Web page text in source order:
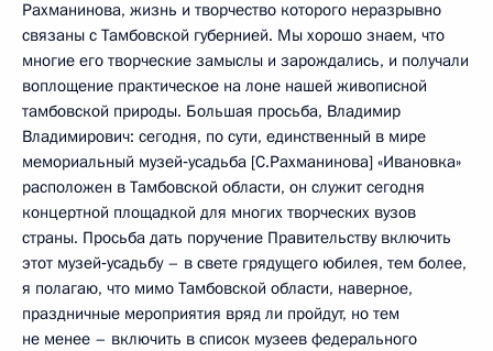
Рахманинова, жизнь и творчество которого неразрывно
связаны с Тамбовской губернией. Мы хорошо знаем, что
многие его творческие замыслы и зарождались, и получали
воплощение практическое на лоне нашей живописной
тамбовской природы. Большая просьба, Владимир
Владимирович: сегодня, по сути, единственный в мире
мемориальный музей‑усадьба [С.Рахманинова] «Ивановка»
расположен в Тамбовской области, он служит сегодня
концертной площадкой для многих творческих вузов
страны. Просьба дать поручение Правительству включить
этот музей‑усадьбу – в свете грядущего юбилея, тем более,
я полагаю, что мимо Тамбовской области, наверное,
праздничные мероприятия вряд ли пройдут, но тем
не менее – включить в список музеев федерального